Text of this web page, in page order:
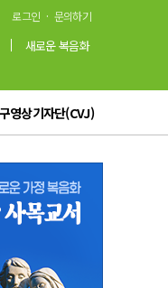
로그인 · 문의하기
새로운 복음화
영상기자단(CVJ)